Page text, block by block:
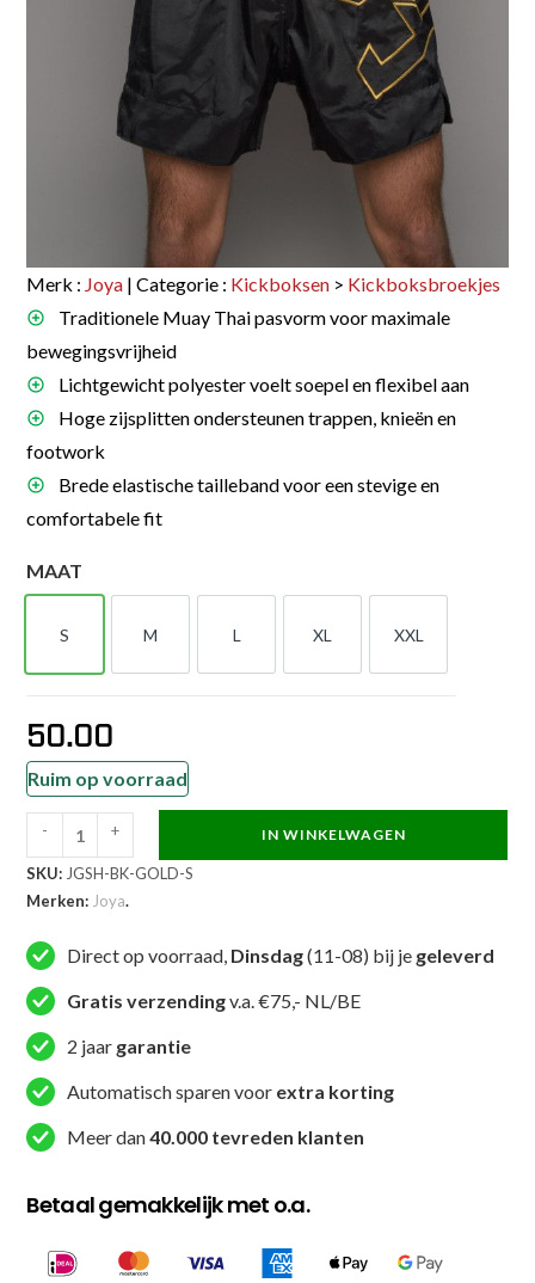
Merk : Joya | Categorie : Kickboksen > Kickboksbroekjes
Traditionele Muay Thai pasvorm voor maximale
bewegingsvrijheid
Lichtgewicht polyester voelt soepel en flexibel aan
Hoge zijsplitten ondersteunen trappen, knieën en
footwork
Brede elastische tailleband voor een stevige en
comfortabele fit
MAAT
S
S
M
M
L
L
XL
XL
XXL
XXL
50.00
Ruim op voorraad
Strike
Kickboks
Shorts
Zwart
Goud
aantal
- + IN WINKELWAGEN
SKU: JGSH-BK-GOLD-S
Merken: Joya.
Direct op voorraad, Dinsdag(11-08) bij je geleverd
Gratis verzendingv.a. €75,- NL/BE
2 jaar garantie
Automatisch sparen voor extra korting
Meer dan40.000 tevreden klanten
Betaal gemakkelijk met o.a.